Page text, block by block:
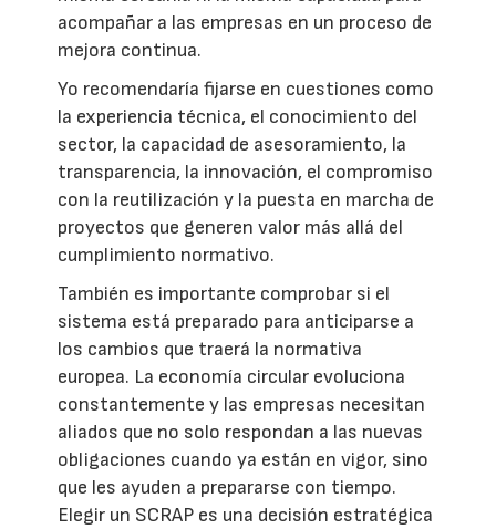
acompañar a las empresas en un proceso de
mejora continua.
Yo recomendaría fijarse en cuestiones como
la experiencia técnica, el conocimiento del
sector, la capacidad de asesoramiento, la
transparencia, la innovación, el compromiso
con la reutilización y la puesta en marcha de
proyectos que generen valor más allá del
cumplimiento normativo.
También es importante comprobar si el
sistema está preparado para anticiparse a
los cambios que traerá la normativa
europea. La economía circular evoluciona
constantemente y las empresas necesitan
aliados que no solo respondan a las nuevas
obligaciones cuando ya están en vigor, sino
que les ayuden a prepararse con tiempo.
Elegir un SCRAP es una decisión estratégica